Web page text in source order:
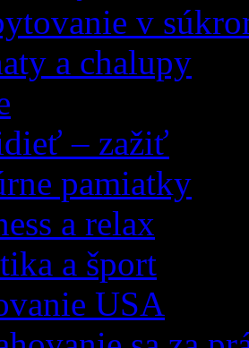
v
a chalupy
– zažiť
pamiatky
a relax
a šport
USA